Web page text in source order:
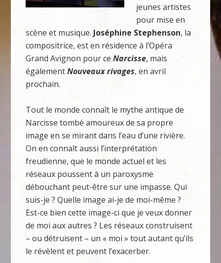
jeunes artistes
pour mise en
scène et musique. Joséphine Stephenson, la
compositrice, est en résidence à l’Opéra
Grand Avignon pour ceNarcisse, mais
égalementNouveaux rivages, en avril
prochain.
Tout le monde connaît le mythe antique de
Narcisse tombé amoureux de sa propre
image en se mirant dans l’eau d’une rivière.
On en connaît aussi l’interprétation
freudienne, que le monde actuel et les
réseaux poussent à un paroxysme
débouchant peut-être sur une impasse. Qui
suis-je ? Quelle image ai-je de moi-même ?
Est-ce bien cette image-ci que je veux donner
de moi aux autres ? Les réseaux construisent
– ou détruisent – un « moi » tout autant qu’ils
le révèlent et peuvent l’exacerber.